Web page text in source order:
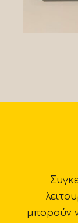
μπορούν